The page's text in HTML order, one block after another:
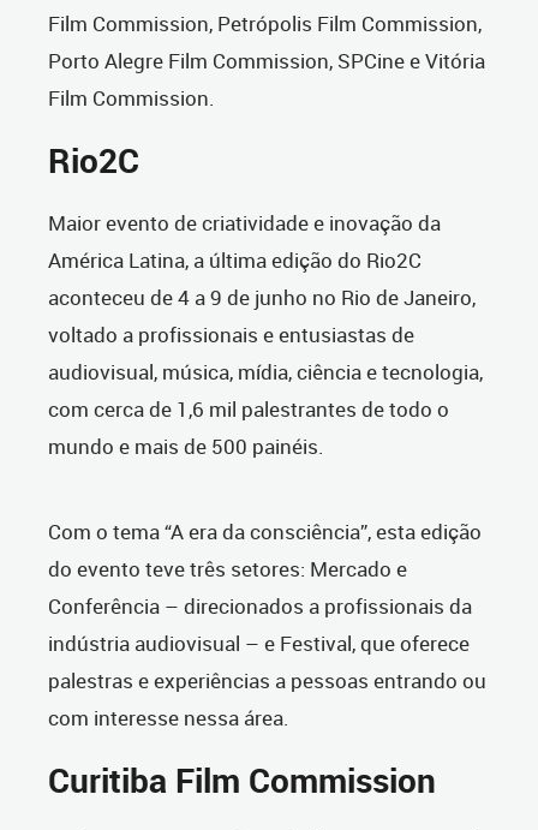
Film Commission, Petrópolis Film Commission,
Porto Alegre Film Commission, SPCine e Vitória
Film Commission.
Rio2C
Maior evento de criatividade e inovação da
América Latina, a última edição do Rio2C
aconteceu de 4 a 9 de junho no Rio de Janeiro,
voltado a profissionais e entusiastas de
audiovisual, música, mídia, ciência e tecnologia,
com cerca de 1,6 mil palestrantes de todo o
mundo e mais de 500 painéis.
Com o tema “A era da consciência”, esta edição
do evento teve três setores: Mercado e
Conferência – direcionados a profissionais da
indústria audiovisual – e Festival, que oferece
palestras e experiências a pessoas entrando ou
com interesse nessa área.
Curitiba Film Commission